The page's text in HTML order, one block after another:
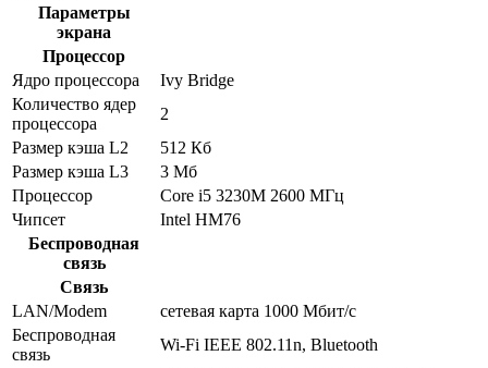
Параметры
экрана
Процессор
Ядро процессора
Ivy Bridge
Количество ядер
процессора
2
Размер кэша L2
512 Кб
Размер кэша L3
3 Мб
Процессор
Core i5 3230M 2600 МГц
Чипсет
Intel HM76
Беспроводная
связь
Связь
LAN/Modem
сетевая карта 1000 Мбит/c
Беспроводная
связь
Wi-Fi IEEE 802.11n, Bluetooth